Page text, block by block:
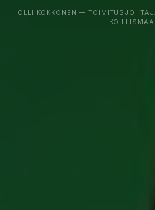
OLLI KOKKONEN —
KOILLISMAA